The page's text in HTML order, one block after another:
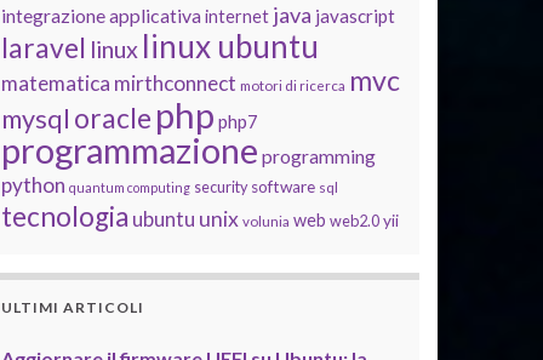
integrazione applicativainternet java javascript
laravel linux linux ubuntu
matematica mirthconnect motori di ricerca mvc
mysql oracle php php7
programmazione programming
python quantum computing security software sql
tecnologia ubuntu unix volunia web web2.0 yii
ULTIMI ARTICOLI